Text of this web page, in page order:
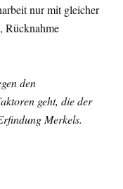
nur mit gleicher
Rücknahme
den
geht, die der
Merkels.